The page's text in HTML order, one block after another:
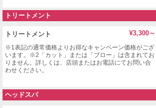
トリートメント
トリートメント ¥3,300～
※1表記の通常価格よりお得なキャンペーン価格がござ
います。※2「カット」または「ブロー」は含まれてお
りません。詳しくは、店頭またはお電話にてお問い合
わせください。
ヘッドスパ